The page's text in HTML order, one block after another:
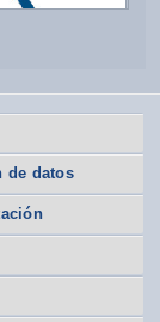
de datos